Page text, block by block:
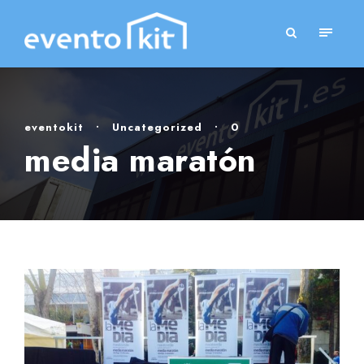
eventokit • Uncategorized • 0
media maratón